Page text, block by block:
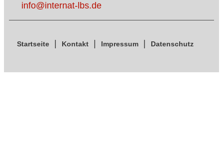
info@internat-lbs.de
Startseite Kontakt Impressum Datenschutz